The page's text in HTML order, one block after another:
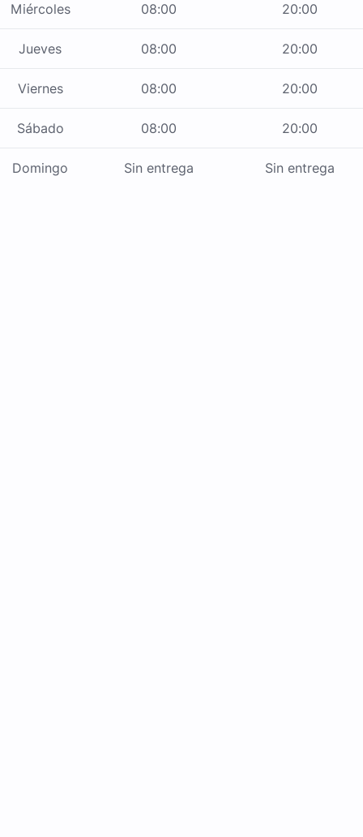
Miércoles 08:00 20:00
Jueves 08:00 20:00
Viernes 08:00 20:00
Sábado 08:00 20:00
Domingo Sin entrega Sin entrega